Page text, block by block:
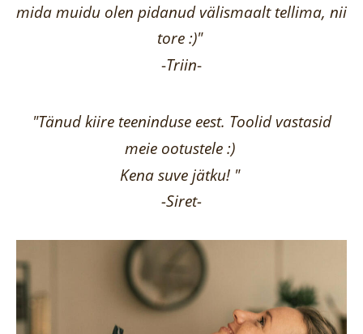
mida muidu olen pidanud välismaalt tellima, nii
tore :)"
-Triin-
"Tänud kiire teeninduse eest. Toolid vastasid
meie ootustele :)
Kena suve jätku! "
-Siret-